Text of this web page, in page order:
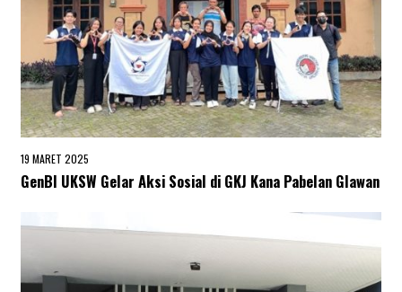
19 MARET 2025
5
M
E
0
2
GenBI UKSW Gelar Aksi Sosial di GKJ Kana Pabelan Glawan